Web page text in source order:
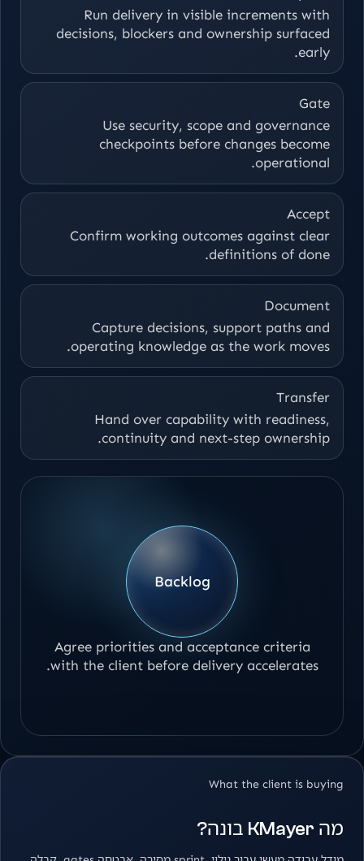
Run delivery in visible increments with
decisions, blockers and ownership surfaced
early.
Gate
Use security, scope and governance
checkpoints before changes become
operational.
Accept
Confirm working outcomes against clear
definitions of done.
Document
Capture decisions, support paths and
operating knowledge as the work moves.
Transfer
Hand over capability with readiness,
continuity and next-step ownership.
Backlog
Agree priorities and acceptance criteria
with the client before delivery accelerates.
What the client is buying
מה KMayer בונה?